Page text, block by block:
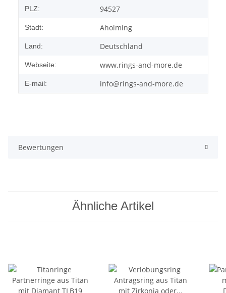
PLZ: 94527
Stadt: Aholming
Land: Deutschland
Webseite: www.rings-and-more.de
E-mail: info@rings-and-more.de
Bewertungen
Ähnliche Artikel